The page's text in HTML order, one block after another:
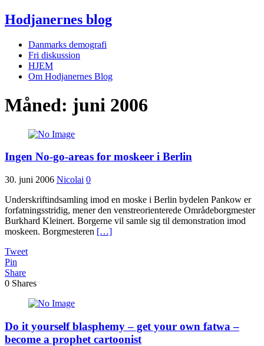
Hodjanernes blog
Danmarks demografi
Fri diskussion
HJEM
Om Hodjanernes Blog
Måned: juni 2006
Ingen No-go-areas for moskeer i Berlin
30. juni 2006 Nicolai 0
Underskriftindsamling imod en moske i Berlin bydelen Pankow er
forfatningsstridig, mener den venstreorienterede Områdeborgmester
Burkhard Kleinert. Borgerne vil samle sig til demonstration imod
moskeen. Borgmesteren […]
Tweet
Pin
Share
0 Shares
Do it yourself blasphemy – get your own fatwa –
become a prophet cartoonist